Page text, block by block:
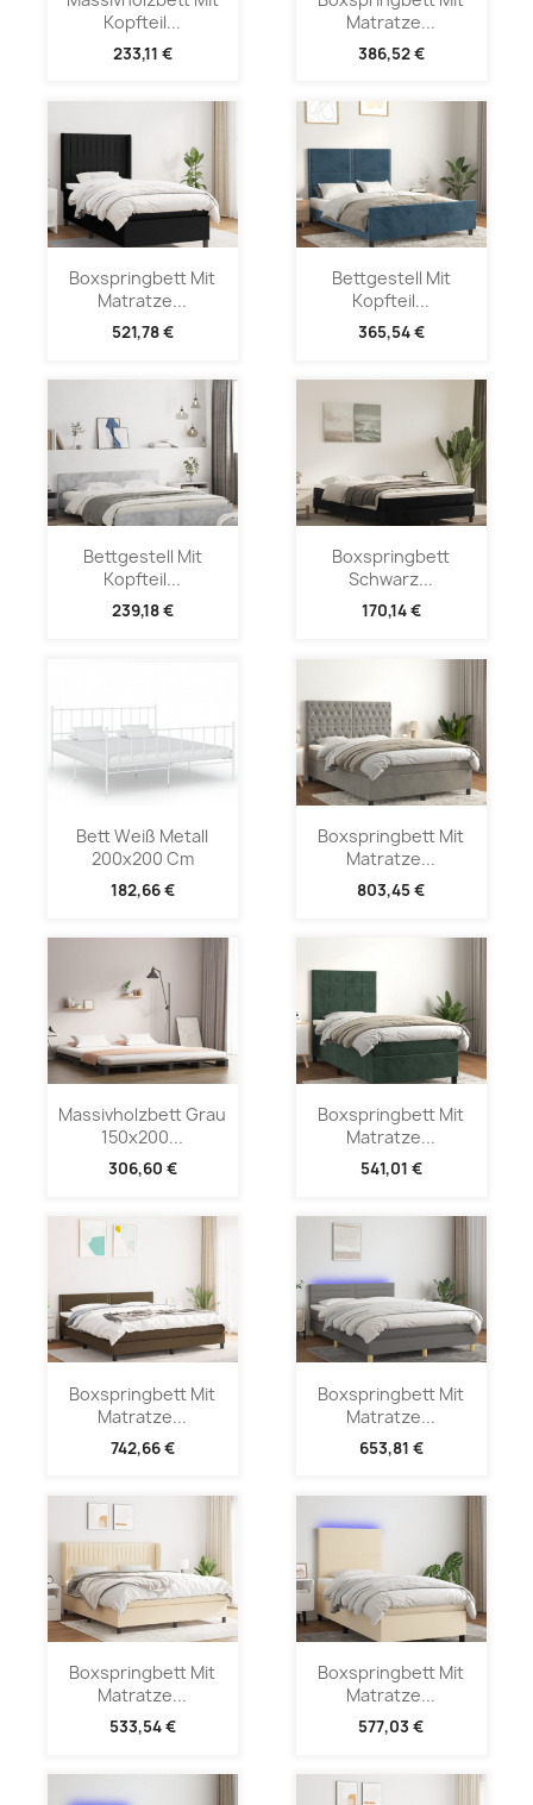
Kopfteil...
233,11 €
Matratze...
386,52 €
Boxspringbett Mit
Matratze...
521,78 €
Bettgestell Mit
Kopfteil...
365,54 €
Bettgestell Mit
Kopfteil...
239,18 €
Boxspringbett
Schwarz...
170,14 €
Bett Weiß Metall
200x200 Cm
182,66 €
Boxspringbett Mit
Matratze...
803,45 €
Massivholzbett Grau
150x200...
306,60 €
Boxspringbett Mit
Matratze...
541,01 €
Boxspringbett Mit
Matratze...
742,66 €
Boxspringbett Mit
Matratze...
653,81 €
Boxspringbett Mit
Matratze...
533,54 €
Boxspringbett Mit
Matratze...
577,03 €